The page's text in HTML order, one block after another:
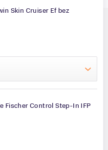
Skin Cruiser Ef bez
Fischer Control Step-In IFP